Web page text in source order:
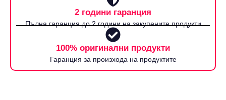
2 години гаранция
Пълна гаранция до 2 години на закупените продукти
100% оригинални продукти
Гаранция за произхода на продуктите